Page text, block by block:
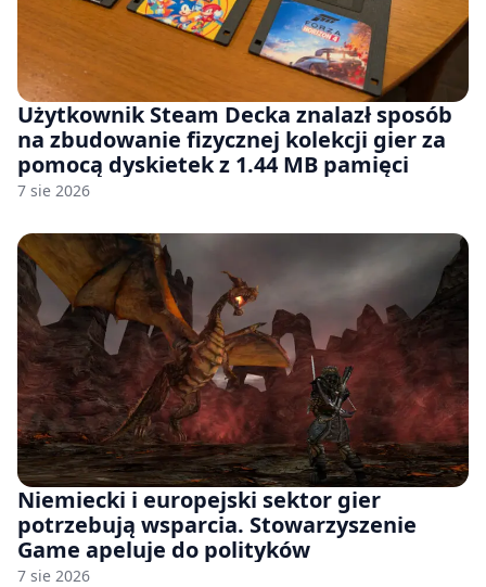
Użytkownik Steam Decka znalazł sposób
na zbudowanie fizycznej kolekcji gier za
pomocą dyskietek z 1.44 MB pamięci
7 sie 2026
Niemiecki i europejski sektor gier
potrzebują wsparcia. Stowarzyszenie
Game apeluje do polityków
7 sie 2026